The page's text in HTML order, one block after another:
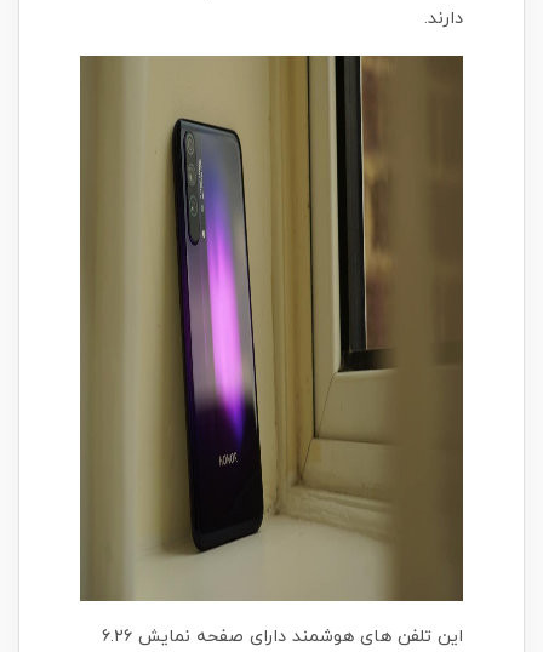
دارند.
این تلفن های هوشمند دارای صفحه نمایش ۶.۲۶